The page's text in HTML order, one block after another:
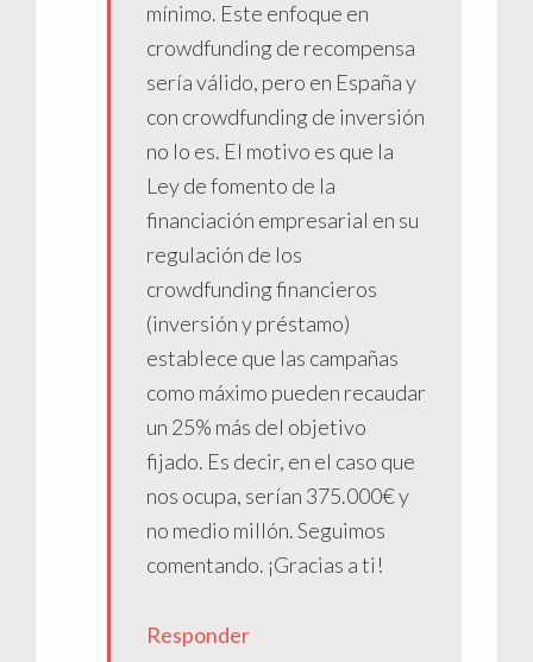
mínimo. Este enfoque en
crowdfunding de recompensa
sería válido, pero en España y
con crowdfunding de inversión
no lo es. El motivo es que la
Ley de fomento de la
financiación empresarial en su
regulación de los
crowdfunding financieros
(inversión y préstamo)
establece que las campañas
como máximo pueden recaudar
un 25% más del objetivo
fijado. Es decir, en el caso que
nos ocupa, serían 375.000€ y
no medio millón. Seguimos
comentando. ¡Gracias a ti!
Responder